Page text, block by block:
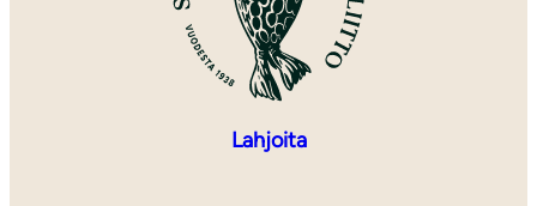
Lahjoita